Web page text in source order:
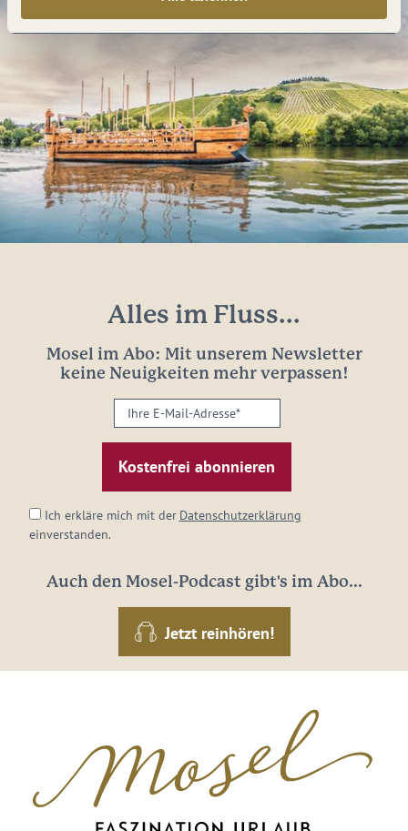
Alles im Fluss...
Mosel im Abo: Mit unserem Newsletter
keine Neuigkeiten mehr verpassen!
Ihre
E-
Mail-
Adresse:
Ich erkläre mich mit der Datenschutzerklärung
einverstanden.
Auch den Mosel-Podcast gibt's im Abo...
Jetzt reinhören!